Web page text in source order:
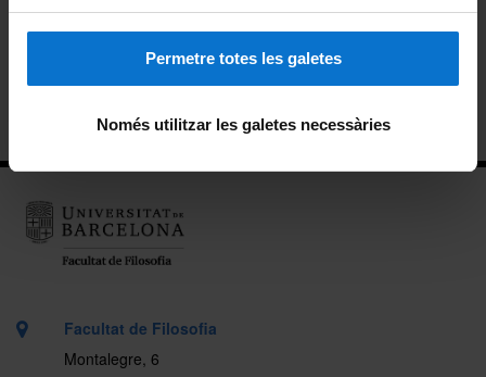
Permetre totes les galetes
Només utilitzar les galetes necessàries
Alumni
Carnet pels alumnes i personal de la Facultat
Ubicació
Facultat de Filosofia
Montalegre, 6